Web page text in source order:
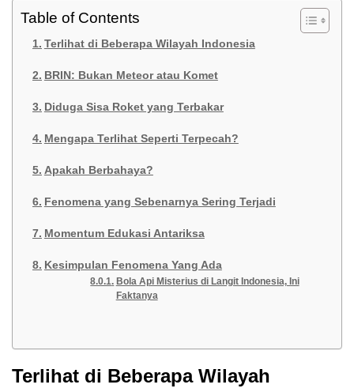
Table of Contents
Terlihat di Beberapa Wilayah Indonesia
BRIN: Bukan Meteor atau Komet
Diduga Sisa Roket yang Terbakar
Mengapa Terlihat Seperti Terpecah?
Apakah Berbahaya?
Fenomena yang Sebenarnya Sering Terjadi
Momentum Edukasi Antariksa
Kesimpulan Fenomena Yang Ada
Bola Api Misterius di Langit Indonesia, Ini
Faktanya
Terlihat di Beberapa Wilayah